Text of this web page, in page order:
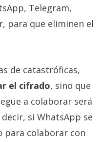
Telegram,
para que eliminen el
de catastróficas,
el cifrado, sino que
a colaborar será
si WhatsApp se
para colaborar con